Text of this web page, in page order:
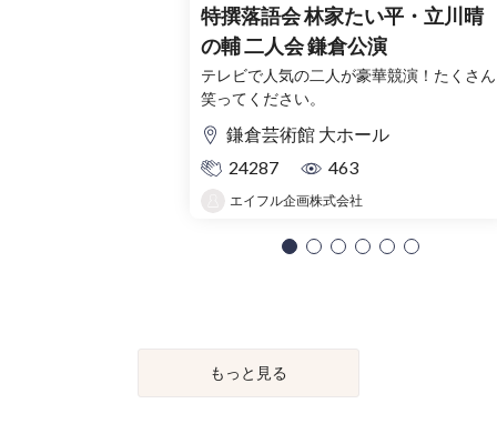
特撰落語会 林家たい平・立川晴
の輔 二人会 鎌倉公演
テレビで人気の二人が豪華競演！たくさん
笑ってください。
鎌倉芸術館 大ホール
24287
463
エイフル企画株式会社
もっと見る